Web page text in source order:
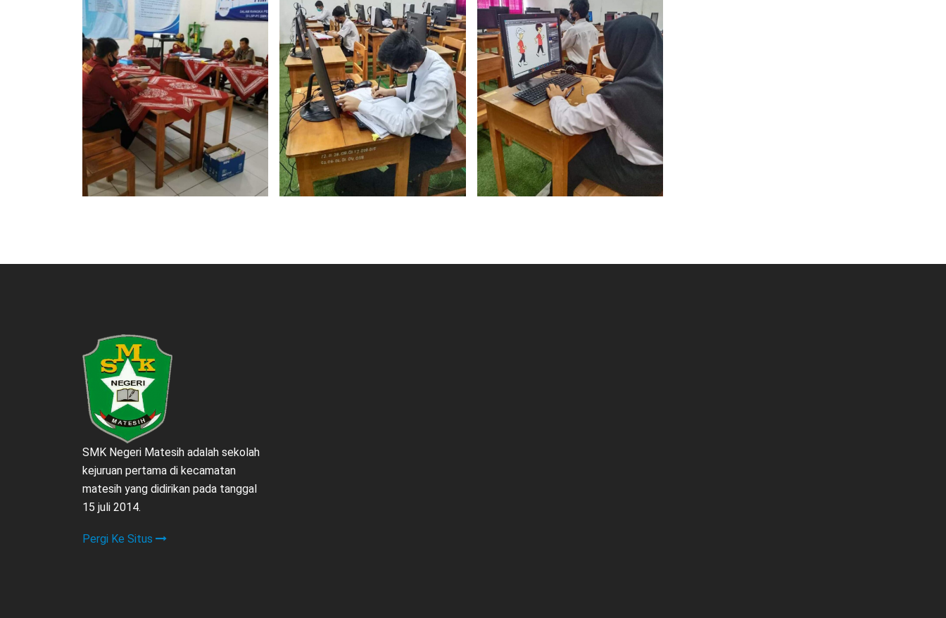
SMK Negeri Matesih adalah sekolah
kejuruan pertama di kecamatan
matesih yang didirikan pada tanggal
15 juli 2014.
Pergi Ke Situs